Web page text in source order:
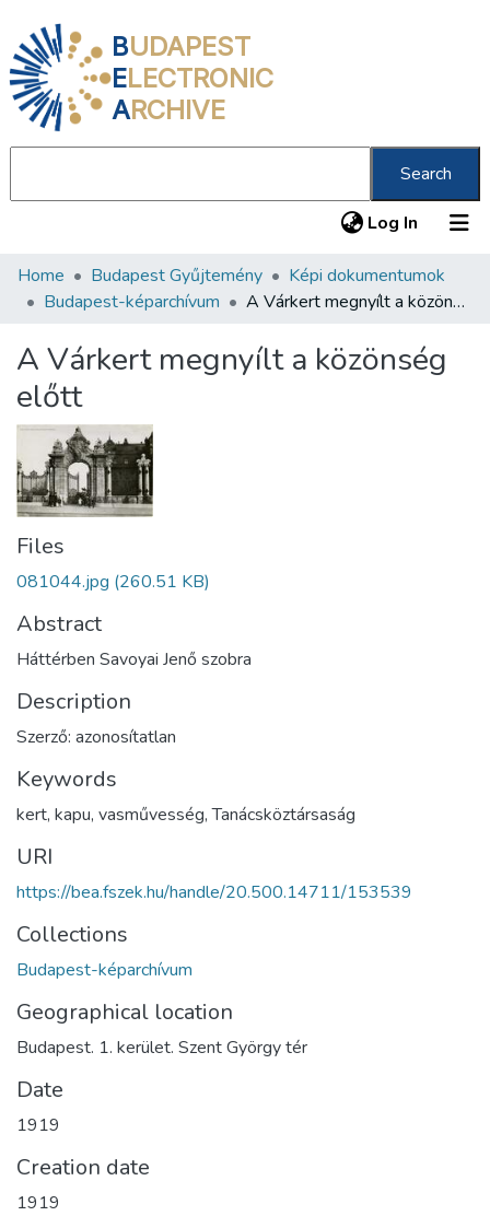
BUDAPEST
ELECTRONIC
ARCHIVE
Search
Log In (current)
Communities & Collections
Statistics
About us
Home Budapest Gyűjtemény
Képi dokumentumok
Budapest-képarchívum
A Várkert megnyílt a közönség előtt
A Várkert megnyílt a közönség
előtt
Files
081044.jpg (260.51 KB)
Abstract
Háttérben Savoyai Jenő szobra
Description
Szerző: azonosítatlan
Keywords
kert, kapu, vasművesség,Tanácsköztársaság
URI
https://bea.fszek.hu/handle/20.500.14711/153539
Collections
Budapest-képarchívum
Geographical location
Budapest. 1. kerület. Szent György tér
Date
1919
Creation date
1919